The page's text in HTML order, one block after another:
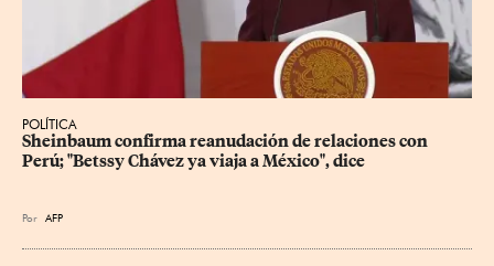
POLÍTICA
Sheinbaum confirma reanudación de relaciones con
Perú; "Betssy Chávez ya viaja a México", dice
Por AFP